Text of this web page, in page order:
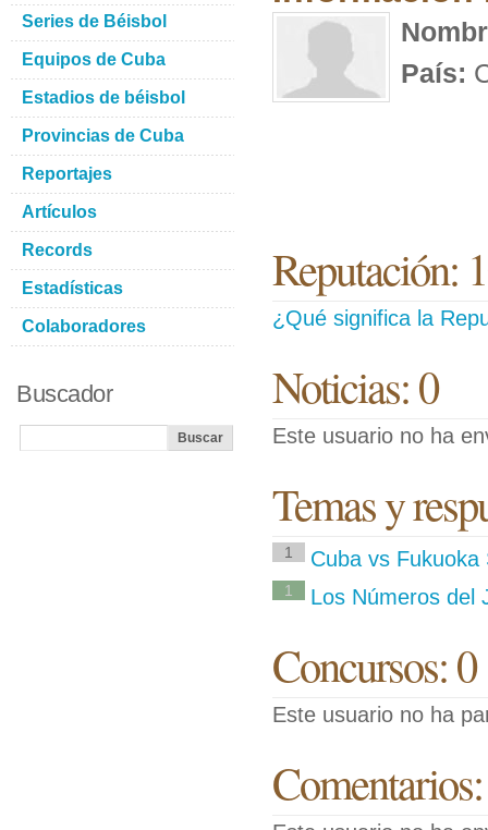
País:
Reputación:
¿Qué significa la
Noticias: 0
Este usuario no ha
Temas y
1 Cuba vs Fukuoka
1 Los Números del
Concursos: 0
Este usuario no ha
Series de Béisbol
Equipos de Cuba
Estadios de béisbol
Provincias de Cuba
Reportajes
Artículos
Records
Estadísticas
Colaboradores
Buscador